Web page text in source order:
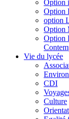
Option
Option
option
Option
Option
Vie du lycée
CDI
Culture